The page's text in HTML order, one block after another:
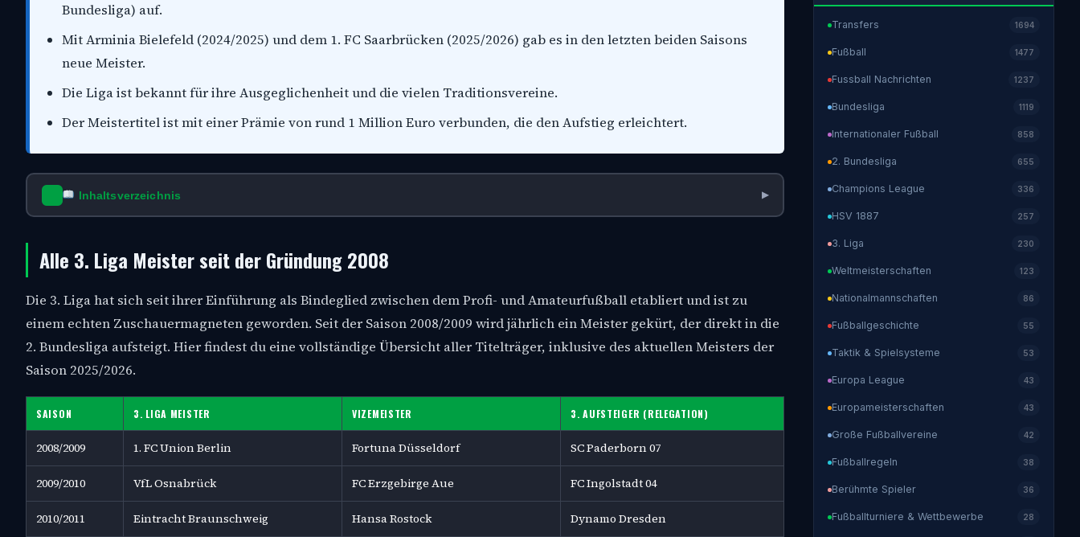
Bundesliga) auf.
Mit Arminia Bielefeld (2024/2025) und dem 1. FC Saarbrücken (2025/2026) gab es in den letzten beiden Saisons
neue Meister.
Die Liga ist bekannt für ihre Ausgeglichenheit und die vielen Traditionsvereine.
Der Meistertitel ist mit einer Prämie von rund 1 Million Euro verbunden, die den Aufstieg erleichtert.
Inhaltsverzeichnis ▶
Alle 3. Liga Meister seit der Gründung 2008
Die 3. Liga hat sich seit ihrer Einführung als Bindeglied zwischen dem Profi- und Amateurfußball etabliert und ist zu
einem echten Zuschauermagneten geworden. Seit der Saison 2008/2009 wird jährlich ein Meister gekürt, der direkt in die
2. Bundesliga aufsteigt. Hier findest du eine vollständige Übersicht aller Titelträger, inklusive des aktuellen Meisters der
Saison 2025/2026.
SAISON 3. LIGA MEISTER VIZEMEISTER 3. AUFSTEIGER (RELEGATION)
2008/2009 1. FC Union Berlin Fortuna Düsseldorf SC Paderborn 07
2009/2010 VfL Osnabrück FC Erzgebirge Aue FC Ingolstadt 04
2010/2011 Eintracht Braunschweig Hansa Rostock Dynamo Dresden
Transfers 1694
Fußball 1477
Fussball Nachrichten 1237
Bundesliga 1119
Internationaler Fußball 858
2. Bundesliga 655
Champions League 336
HSV 1887 257
3. Liga 230
Weltmeisterschaften 123
Nationalmannschaften 86
Fußballgeschichte 55
Taktik & Spielsysteme 53
Europa League 43
Europameisterschaften 43
Große Fußballvereine 42
Fußballregeln 38
Berühmte Spieler 36
Fußballturniere & Wettbewerbe 28